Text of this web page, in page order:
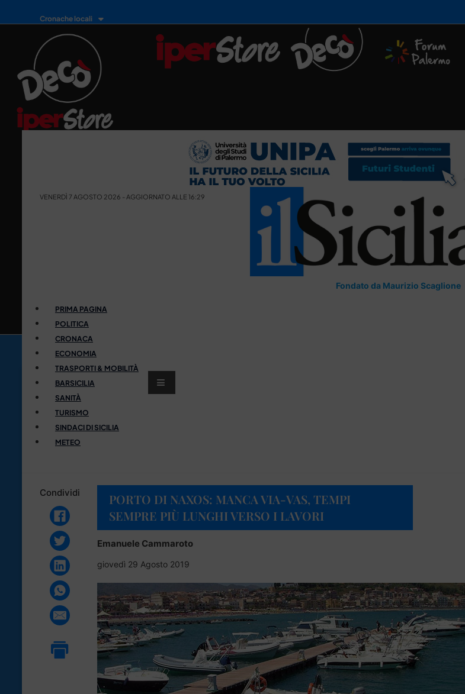
Cronache locali
VENERDÌ 7 AGOSTO 2026 - AGGIORNATO ALLE 16:29
Fondato da Maurizio Scaglione
PRIMA PAGINA
POLITICA
CRONACA
ECONOMIA
TRASPORTI & MOBILITÀ
BARSICILIA
SANITÀ
TURISMO
SINDACI DI SICILIA
METEO
Condividi
PORTO DI NAXOS: MANCA VIA-VAS, TEMPI
SEMPRE PIÙ LUNGHI VERSO I LAVORI
Emanuele Cammaroto
giovedì 29 Agosto 2019